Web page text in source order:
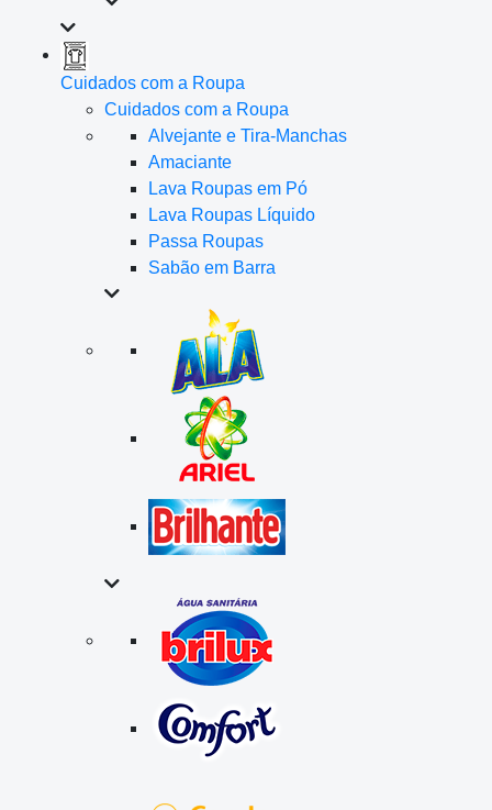
Cuidados com a Roupa
Cuidados com a Roupa
Alvejante e Tira-Manchas
Amaciante
Lava Roupas em Pó
Lava Roupas Líquido
Passa Roupas
Sabão em Barra